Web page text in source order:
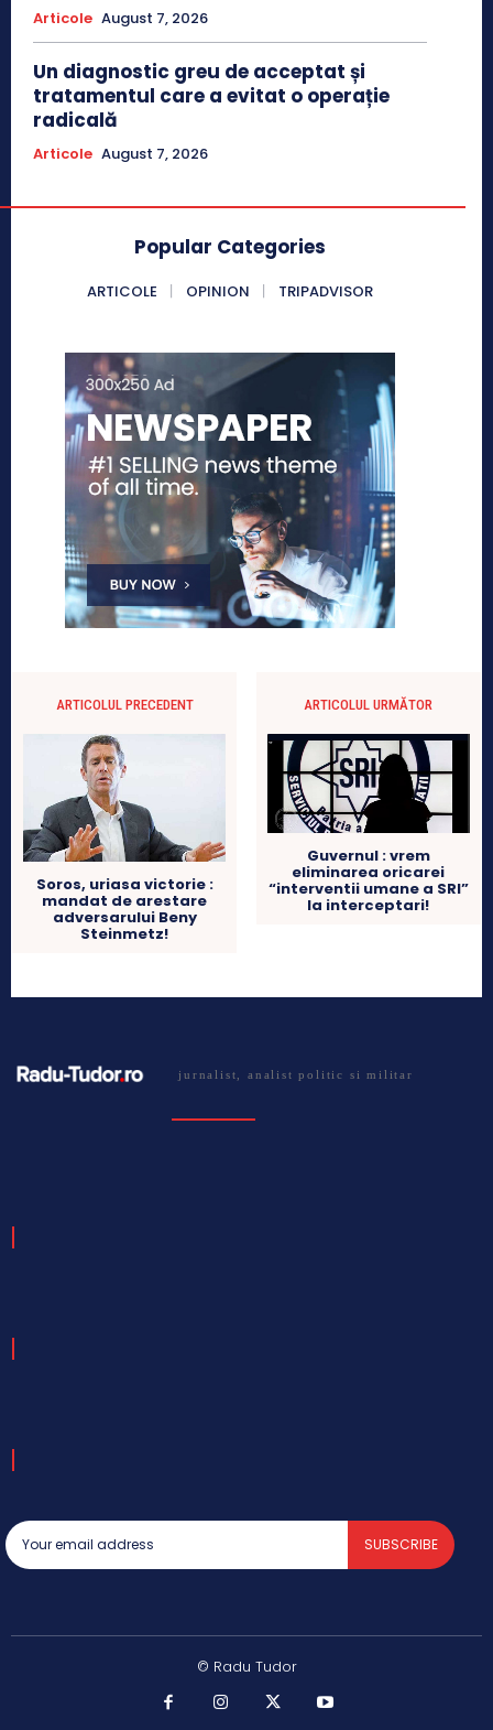
Articole August 7, 2026
Un diagnostic greu de acceptat și
tratamentul care a evitat o operație
radicală
Articole August 7, 2026
Popular Categories
ARTICOLE OPINION TRIPADVISOR
ARTICOLUL PRECEDENT
Soros, uriasa victorie :
mandat de arestare
adversarului Beny
Steinmetz!
ARTICOLUL URMĂTOR
Guvernul : vrem
eliminarea oricarei
“interventii umane a SRI”
la interceptari!
jurnalist, analist politic si militar
SUBSCRIBE
© Radu Tudor